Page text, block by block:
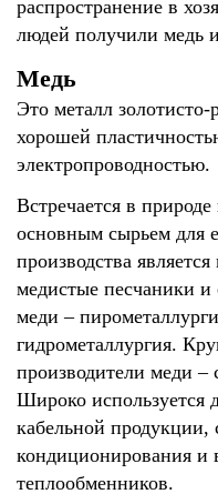
распространение в
людей получили медь
Медь
Это металл
хорошей
электропроводностью.
Встречается в
основным сырьем для
производства
медистые песчаники
меди –
гидрометаллургия.
производители меди
Широко используется
кабельной продукции,
кондиционирования и
теплообменников.